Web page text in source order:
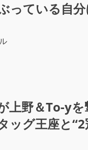
っている自分
上野＆To-y
ッグ王座と